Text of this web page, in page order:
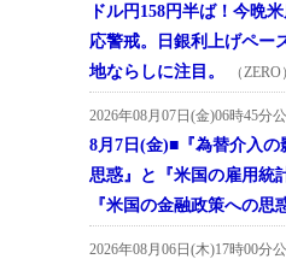
ドル円158円半ば！今晩
応警戒。日銀利上げペー
地ならしに注目。
（ZERO）
2026年08月07日(金)06時45分
8月7日(金)■『為替介入
思惑』と『米国の雇用統
『米国の金融政策への
2026年08月06日(木)17時00分